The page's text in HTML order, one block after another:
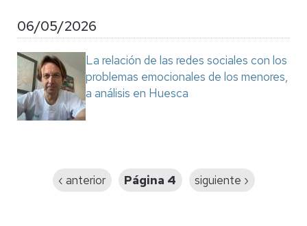
06/05/2026
La relación de las redes sociales con los
problemas emocionales de los menores,
a análisis en Huesca
Página
‹ anterior Página 4
Siguiente
siguiente ›